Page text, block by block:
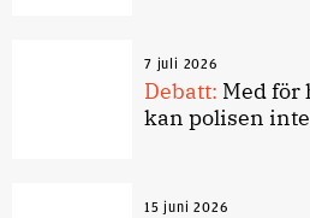
7 juli 2026
Debatt: Med för
kan polisen
15 juni 2026